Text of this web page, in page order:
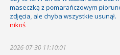
maseczką z pomarańczowym
zdjęcia, ale chyba wszystkie usunął.
nikoś
2026-07-30 11:10:01